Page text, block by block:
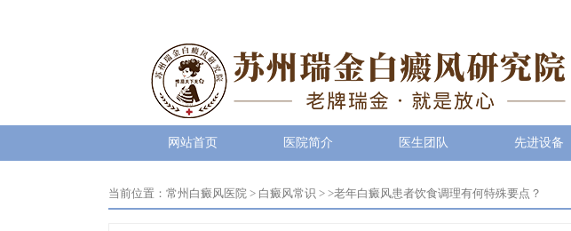
网站首页 医院简介 医生团队 先进设备
当前位置： 常州白癜风医院 > 白癜风常识 > >老年白癜风患者饮食调理有何特殊要点？